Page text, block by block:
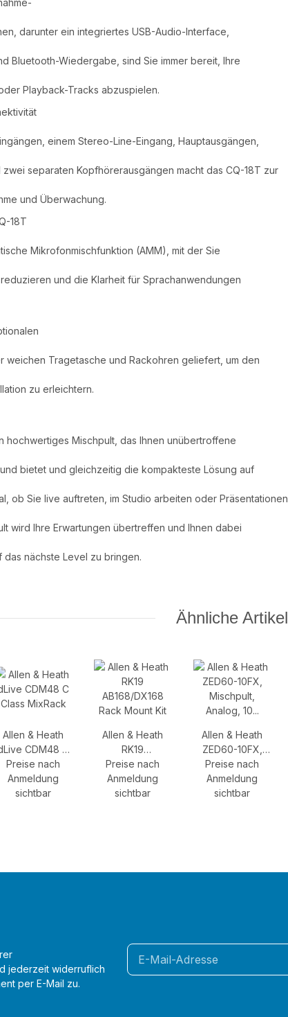
darunter ein integriertes USB-Audio-Interface,
Bluetooth-Wiedergabe, sind Sie immer bereit, Ihre
Playback-Tracks abzuspielen.
einem Stereo-Line-Eingang, Hauptausgängen,
separaten Kopfhörerausgängen macht das CQ-18T zur
und Überwachung.
18T
Mikrofonmischfunktion (AMM), mit der Sie
und die Klarheit für Sprachanwendungen
weichen Tragetasche und Rackohren geliefert, um den
zu erleichtern.
hochwertiges Mischpult, das Ihnen unübertroffene
bietet und gleichzeitig die kompakteste Lösung auf
ob Sie live auftreten, im Studio arbeiten oder Präsentationen
wird Ihre Erwartungen übertreffen und Ihnen dabei
das nächste Level zu bringen.
Ähnliche Artikel
Allen & Heath
CDM48 C
Class MixRack
Preise nach
Anmeldung
sichtbar
Allen & Heath
RK19
AB168/DX168
Rack Mount Kit
Preise nach
Anmeldung
sichtbar
Allen & Heath
ZED60-10FX,
Mischpult,
Analog, 10
Kanäle,
Preise nach
Anmeldung
sichtbar
jederzeit widerruflich
per E-Mail zu.